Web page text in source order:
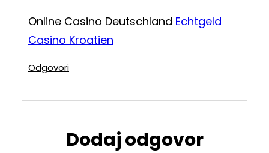
Online Casino Deutschland Echtgeld
Casino Kroatien
Odgovori
Dodaj odgovor